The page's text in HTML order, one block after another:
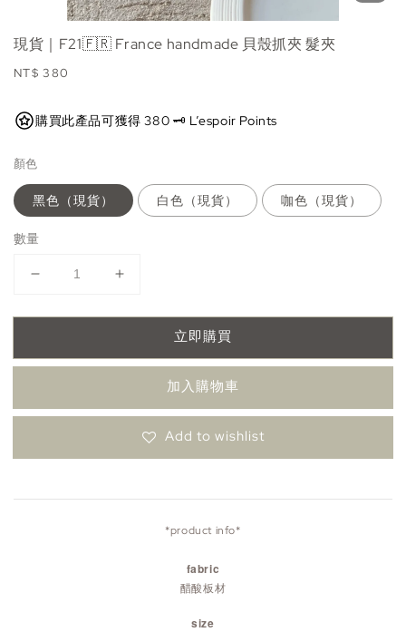
現貨｜F21🇫🇷 France handmade 貝殼抓夾 髮夾
Regular
NT$ 380
購買此產品可獲得 380 🗝️ L’espoir Points
顏色
黑色（現貨） 白色（現貨） 咖色（現貨）
數量
立即購買
加入購物車
Add to wishlist
*product info*
fabric
醋酸板材
size